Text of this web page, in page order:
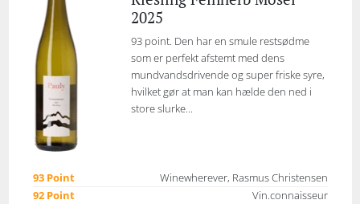
2025
93 point. Den har en smule restsødme
som er perfekt afstemt med dens
mundvandsdrivende og super friske syre,
hvilket gør at man kan hælde den ned i
store slurke...
93 Point
Winewherever, Rasmus Christensen
92 Point
Vin.connaisseur